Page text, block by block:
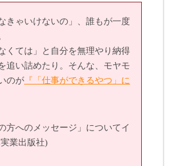
きゃいけないの」、誰もが一度
くては」と自分を無理やり納得
追い詰めたり。そんな、モヤモ
のが 『「仕事ができるやつ」に
方へのメッセージ」についてイ
業出版社)